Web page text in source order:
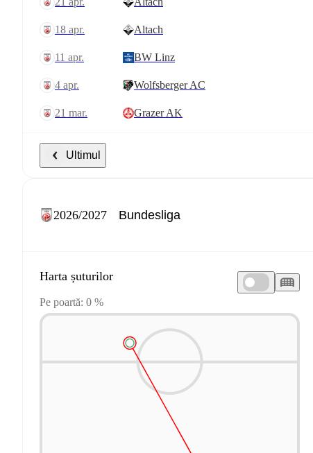
18 apr. Altach
11 apr. BW Linz
4 apr. Wolfsberger AC
21 mar. Grazer AK
Ultimul
2026/2027
Harta șuturilor
Pe poartă: 0 %